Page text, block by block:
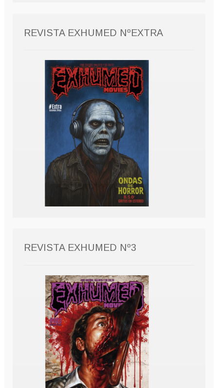
REVISTA EXHUMED NºEXTRA
REVISTA EXHUMED Nº3